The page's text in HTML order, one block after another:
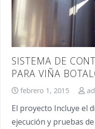
SISTEMA DE
PARA VIÑA
febrero 1, 2015
El proyecto Incluye el
ejecución y pruebas